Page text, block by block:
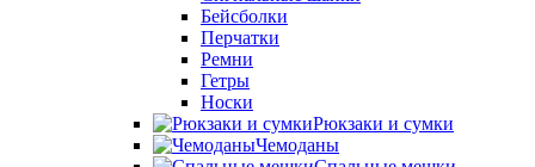
Бейсболки
Перчатки
Ремни
Гетры
Носки
Рюкзаки и сумки
Чемоданы